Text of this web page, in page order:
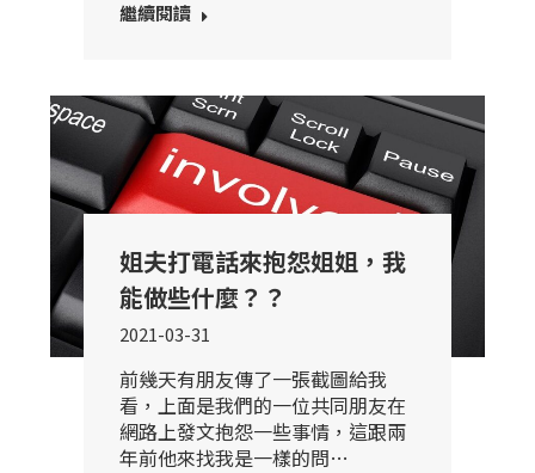
繼續閱讀
姐夫打電話來抱怨姐姐，我
能做些什麼？？
2021-03-31
前幾天有朋友傳了一張截圖給我
看，上面是我們的一位共同朋友在
網路上發文抱怨一些事情，這跟兩
年前他來找我是一樣的問…